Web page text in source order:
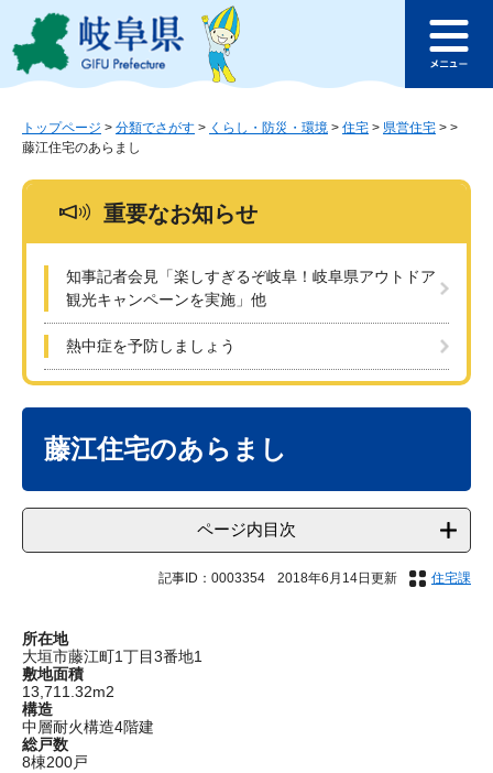
ジ
ュ
このページの本文へ
ュ
トップページ > 分類でさがす > くらし・防災・環境 > 住宅 > 県営住宅 > >
藤江住宅のあらまし
重要なお知らせ
知事記者会見「楽しすぎるぞ岐阜！岐阜県アウトドア
観光キャンペーンを実施」他
熱中症を予防しましょう
藤江住宅のあらまし
ページ内目次
記事ID：0003354 2018年6月14日更新 住宅課
所在地
大垣市藤江町1丁目3番地1
敷地面積
13,711.32m2
構造
中層耐火構造4階建
総戸数
8棟200戸